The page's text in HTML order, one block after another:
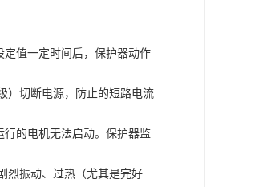
值一定时间后，保护器动作
）切断电源，防止的短路电流
的电机无法启动。保护器监
烈振动、过热（尤其是完好